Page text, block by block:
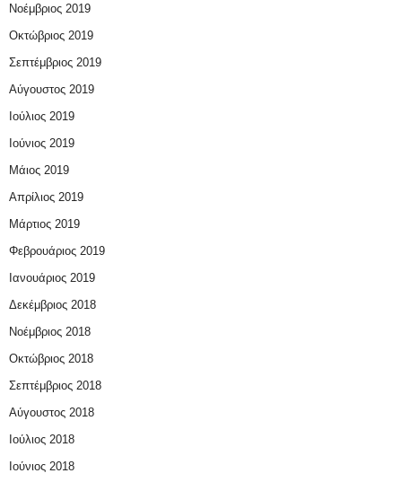
Νοέμβριος 2019
Οκτώβριος 2019
Σεπτέμβριος 2019
Αύγουστος 2019
Ιούλιος 2019
Ιούνιος 2019
Μάιος 2019
Απρίλιος 2019
Μάρτιος 2019
Φεβρουάριος 2019
Ιανουάριος 2019
Δεκέμβριος 2018
Νοέμβριος 2018
Οκτώβριος 2018
Σεπτέμβριος 2018
Αύγουστος 2018
Ιούλιος 2018
Ιούνιος 2018